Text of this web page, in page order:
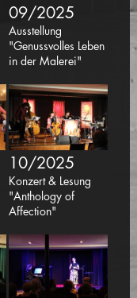
09/2025
Ausstellung
"Genussvolles Leben
in der Malerei"
10/2025
Konzert & Lesung
"Anthology of
Affection"